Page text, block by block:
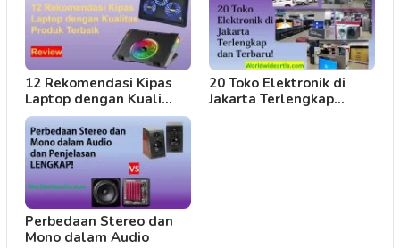
12 Rekomendasi Kipas
Laptop dengan Kuali…
20 Toko Elektronik di
Jakarta Terlengkap…
Perbedaan Stereo dan
Mono dalam Audio